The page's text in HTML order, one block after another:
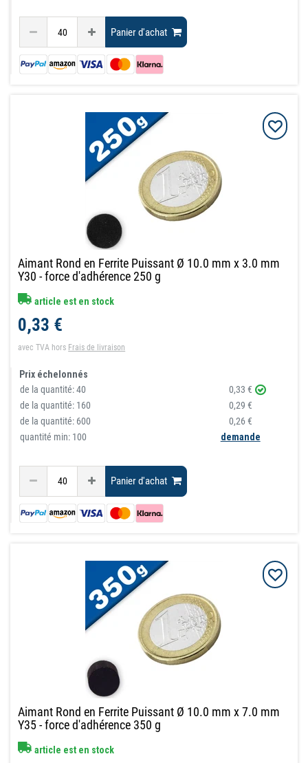
Panier d'achat
Aimant Rond en Ferrite Puissant Ø 10.0 mm x 3.0 mm
Y30 - force d'adhérence 250 g
article est en stock
0,33 €
avec TVA hors Frais de livraison
Prix échelonnés
de la quantité:40
0,33 €
de la quantité: 160
0,29 €
de la quantité: 600
0,26 €
quantité min: 100
demande
Panier d'achat
Aimant Rond en Ferrite Puissant Ø 10.0 mm x 7.0 mm
Y35 - force d'adhérence 350 g
article est en stock